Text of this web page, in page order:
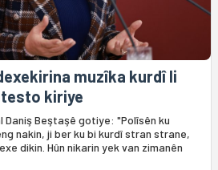
muzîka kurdî li
kiriye
Daniş Beştaşê gotiye: "Polîsên ku
nakin, ji ber ku bi kurdî stran strane,
dikin. Hûn nikarin yek van zimanên